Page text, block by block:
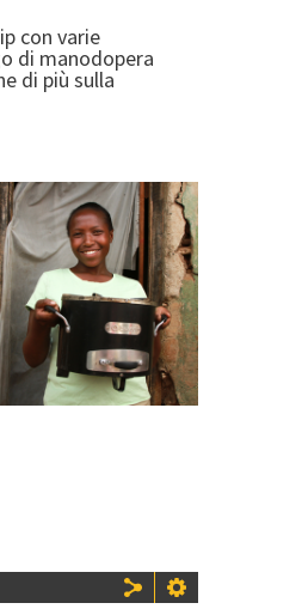
con varie
di manodopera
di più sulla